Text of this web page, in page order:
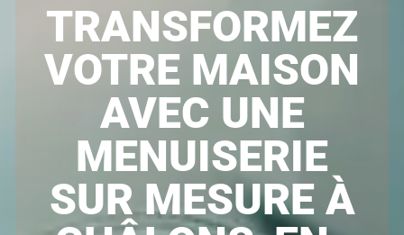
TRANSFORMEZ
VOTRE MAISON
AVEC UNE
MENUISERIE
SUR MESURE À